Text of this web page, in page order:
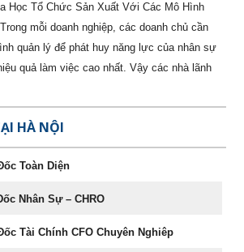
Học Tổ Chức Sản Xuất Với Các Mô Hình
mỗi doanh nghiệp, các doanh chủ cần
quản lý để phát huy năng lực của nhân sự
quả làm việc cao nhất. Vậy các nhà lãnh
HÀ NỘI
Toàn Diện
Nhân Sự – CHRO
Tài Chính CFO Chuyên Nghiêp
học Nghệ thuật thương
& đàm phán (-50%)
học Kỹ năng bán hàng
21/08/2026
ONLINE] Khoá học CEO
(-50% còn 5.400.000đ)
ONLINE] Khoá học
Cấp Trung (-50% còn